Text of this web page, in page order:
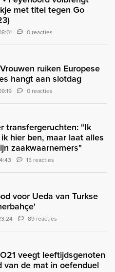
met titel tegen Go
0 reacties
ruiken Europese
hangt aan slotdag
0 reacties
transfergeruchten: "Ik
hier ben, maar laat alles
zaakwaarnemers"
15 reacties
voor Ueda van Turkse
89 reacties
veegt leeftijdsgenoten
van de mat in oefenduel